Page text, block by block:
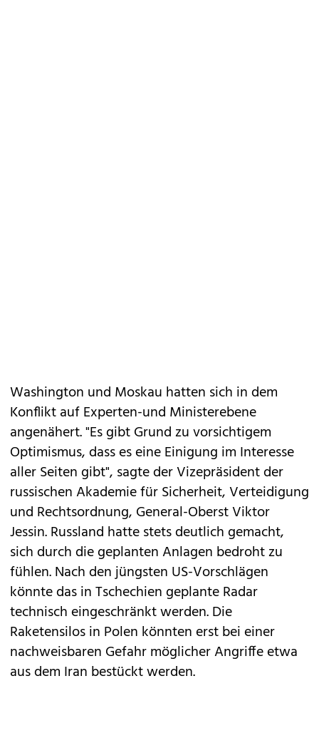
Washington und Moskau hatten sich in dem
Konflikt auf Experten-und Ministerebene
angenähert. "Es gibt Grund zu vorsichtigem
Optimismus, dass es eine Einigung im Interesse
aller Seiten gibt", sagte der Vizepräsident der
russischen Akademie für Sicherheit, Verteidigung
und Rechtsordnung, General-Oberst Viktor
Jessin. Russland hatte stets deutlich gemacht,
sich durch die geplanten Anlagen bedroht zu
fühlen. Nach den jüngsten US-Vorschlägen
könnte das in Tschechien geplante Radar
technisch eingeschränkt werden. Die
Raketensilos in Polen könnten erst bei einer
nachweisbaren Gefahr möglicher Angriffe etwa
aus dem Iran bestückt werden.